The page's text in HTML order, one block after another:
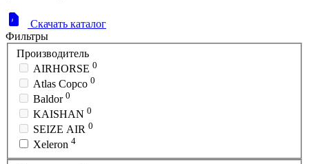
Скачать каталог
Фильтры
Производитель
AIRHORSE 0
Atlas Copco 0
Baldor 0
KAISHAN 0
SEIZE AIR 0
Xeleron 4